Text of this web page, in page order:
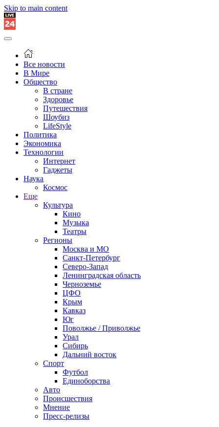
Skip to main content
Все новости
В Мире
Общество
В стране
Здоровье
Путешествия
Шоубиз
LifeStyle
Политика
Экономика
Технологии
Интернет
Гаджеты
Наука
Космос
Еще
Культура
Кино
Музыка
Театры
Регионы
Москва и МО
Санкт-Петербург
Северо-Запад
Ленинградская область
Черноземье
ЦФО
Крым
Кавказ
Юг
Поволжье / Приволжье
Урал
Сибирь
Дальний восток
Спорт
Футбол
Единоборства
Авто
Происшествия
Мнение
Пресс-релизы